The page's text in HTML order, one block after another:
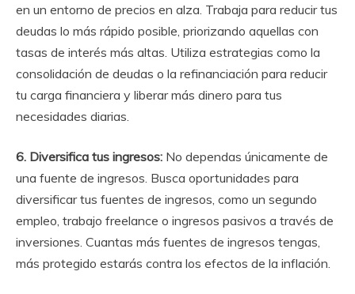
en un entorno de precios en alza. Trabaja para reducir tus
deudas lo más rápido posible, priorizando aquellas con
tasas de interés más altas. Utiliza estrategias como la
consolidación de deudas o la refinanciación para reducir
tu carga financiera y liberar más dinero para tus
necesidades diarias.
6. Diversifica tus ingresos: No dependas únicamente de
una fuente de ingresos. Busca oportunidades para
diversificar tus fuentes de ingresos, como un segundo
empleo, trabajo freelance o ingresos pasivos a través de
inversiones. Cuantas más fuentes de ingresos tengas,
más protegido estarás contra los efectos de la inflación.